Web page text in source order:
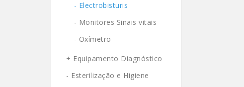
- Electrobisturis
- Monitores Sinais vitais
- Oxímetro
Equipamento Diagnóstico
- Esterilização e Higiene